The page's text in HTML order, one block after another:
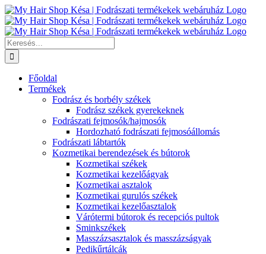
Kihagyás
Keresés...
Főoldal
Termékek
Fodrász és borbély székek
Fodrász székek gyerekeknek
Fodrászati fejmosók/hajmosók
Hordozható fodrászati fejmosóállomás
Fodrászati lábtartók
Kozmetikai berendezések és bútorok
Kozmetikai székek
Kozmetikai kezelőágyak
Kozmetikai asztalok
Kozmetikai gurulós székek
Kozmetikai kezelőasztalok
Várótermi bútorok és recepciós pultok
Sminkszékek
Masszázsasztalok és masszázságyak
Pedikűrtálcák